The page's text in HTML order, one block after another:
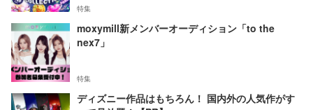
特集
moxymill新メンバーオーディション「to the
nex7」
特集
ディズニー作品はもちろん！ 国内外の人気作がす